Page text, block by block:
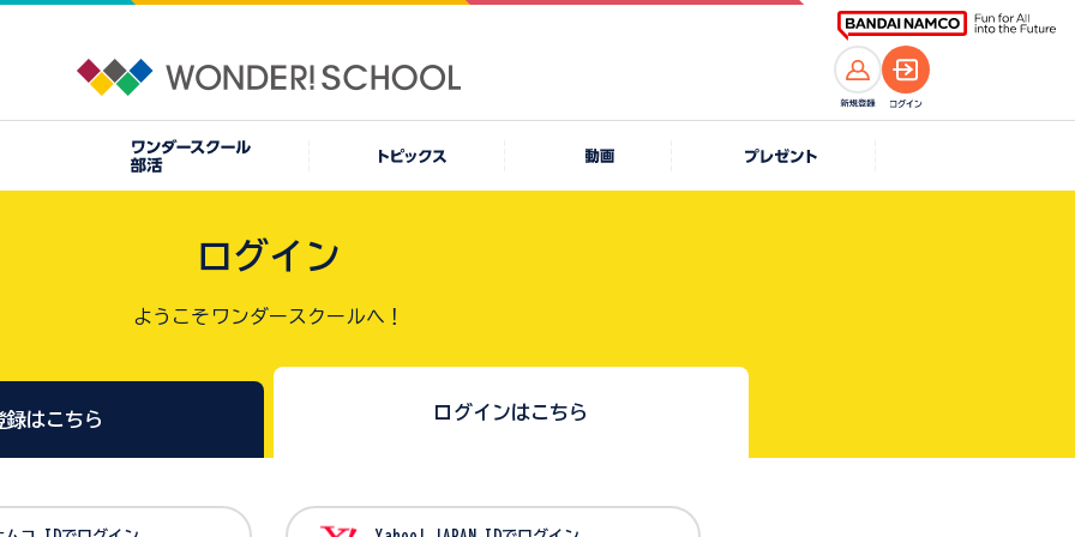
ログイン
ようこそワンダースクールへ！
録はこちら ログインはこちら